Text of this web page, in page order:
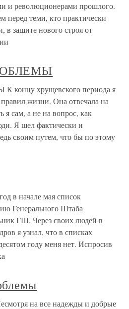
и революционерами прошлого.
перед теми, кто практически
в защите нового строя от
хрущевского периода я
жизни. Она отвечала на
я сам, а не на вопрос, как
Я шел фактически и
своим путем, что бы по этому
в начале мая список
Генерального Штаба
ГШ. Через своих людей в
я узнал, что в списках
году меня нет. Испросив
на все надежды и добрые